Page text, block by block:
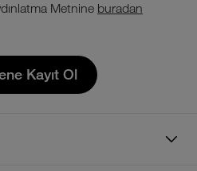
Metnine buradan
Kayıt Ol